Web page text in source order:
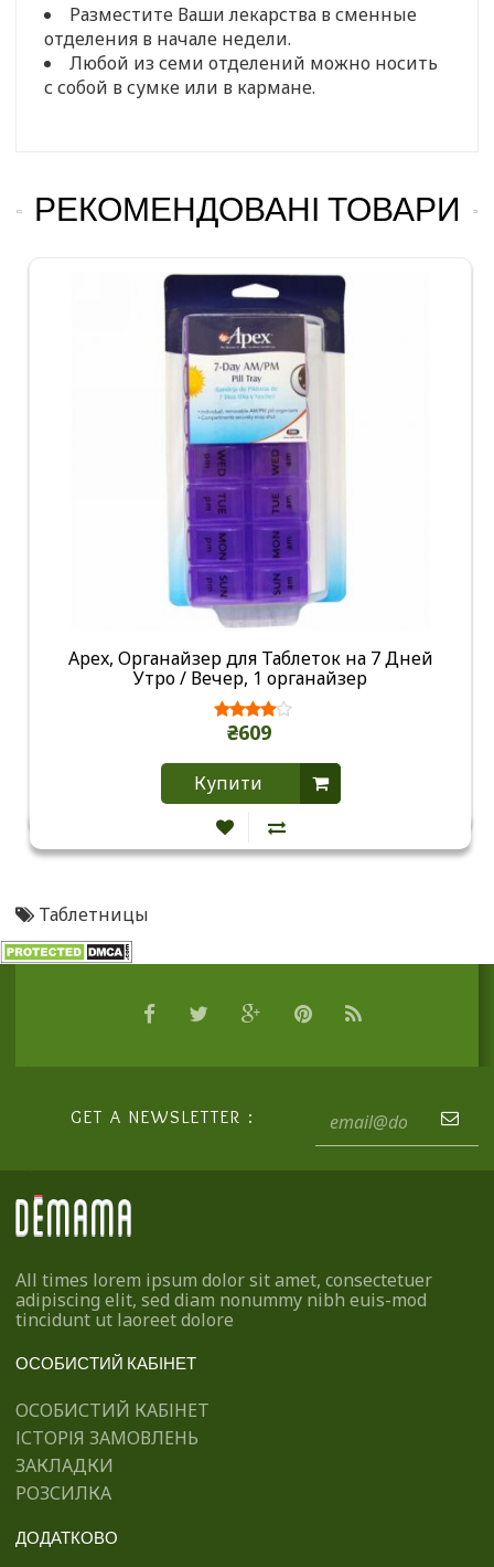
Разместите Ваши лекарства в сменные
отделения в начале недели.
Любой из семи отделений можно носить
с собой в сумке или в кармане.
РЕКОМЕНДОВАНІ ТОВАРИ
Apex, Органайзер для Таблеток на 7 Дней
Утро / Вечер, 1 органайзер
₴609
Купити
Таблетницы
GET A NEWSLETTER :
All times lorem ipsum dolor sit amet, consectetuer
adipiscing elit, sed diam nonummy nibh euis-mod
tincidunt ut laoreet dolore
ОСОБИСТИЙ КАБІНЕТ
ОСОБИСТИЙ КАБІНЕТ
ІСТОРІЯ ЗАМОВЛЕНЬ
ЗАКЛАДКИ
РОЗСИЛКА
ДОДАТКОВО